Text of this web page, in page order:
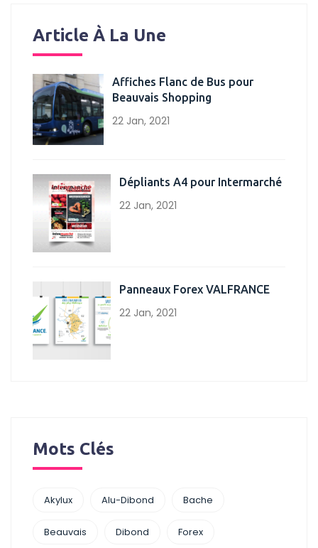
Article À La Une
Affiches Flanc de Bus pour
Beauvais Shopping
22 Jan, 2021
Dépliants A4 pour Intermarché
22 Jan, 2021
Panneaux Forex VALFRANCE
22 Jan, 2021
Mots Clés
Akylux Alu-Dibond Bache
Beauvais Dibond Forex